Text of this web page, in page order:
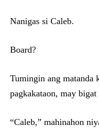
Nanigas si Caleb.
Board?
Tumingin ang matanda
pagkakataon, may
“Caleb,” mahinahon